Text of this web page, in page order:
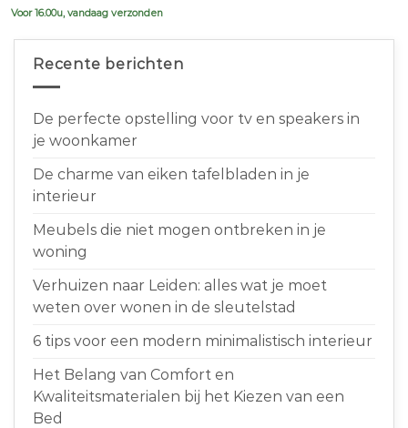
Voor 16.00u, vandaag verzonden
Recente berichten
De perfecte opstelling voor tv en speakers in
je woonkamer
De charme van eiken tafelbladen in je
interieur
Meubels die niet mogen ontbreken in je
woning
Verhuizen naar Leiden: alles wat je moet
weten over wonen in de sleutelstad
6 tips voor een modern minimalistisch interieur
Het Belang van Comfort en
Kwaliteitsmaterialen bij het Kiezen van een
Bed